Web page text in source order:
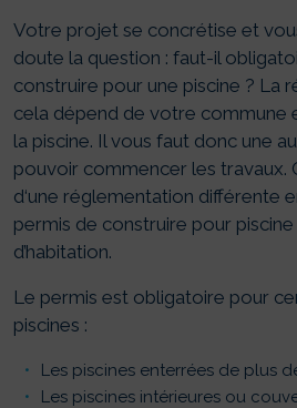
Votre projet se concrétise et
doute la question : faut-il
construire pour une piscine ? La
cela dépend de votre commune
la piscine. Il vous faut donc une
pouvoir commencer les travaux.
d‘une réglementation différente
permis de construire pour
d’habitation.
Le permis est obligatoire pour
piscines :
Les piscines enterrées de plus
Les piscines intérieures ou